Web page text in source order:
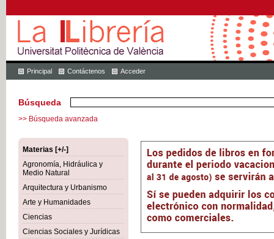
Principal Contáctenos Acceder
Búsqueda
>> Búsqueda avanzada
Materias [+/-]
Agronomía, Hidráulica y
Medio Natural
Arquitectura y Urbanismo
Arte y Humanidades
Ciencias
Ciencias Sociales y Jurídicas